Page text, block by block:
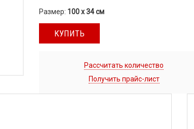
Размер: 100 х 34 см
КУПИТЬ
Рассчитать количество
Получить прайс-лист